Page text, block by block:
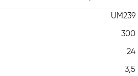
UM239
300
24
3,5